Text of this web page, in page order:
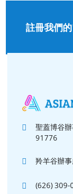
註冊我們
聖蓋博谷
91776
羚羊谷辦
(626) 309-